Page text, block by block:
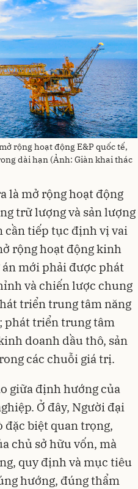
rộng hoạt động E&P quốc tế,
dài hạn (Ảnh: Giàn khai thác
là mở rộng hoạt động
trữ lượng và sản lượng
cần tiếp tục định vị vai
rộng hoạt động kinh
mới phải được phát
và chiến lược chung
triển trung tâm năng
phát triển trung tâm
doanh dầu thô, sản
các chuỗi giá trị.
giữa định hướng của
Ở đây, Người đại
đặc biệt quan trọng,
chủ sở hữu vốn, mà
quy định và mục tiêu
hướng, đúng thẩm